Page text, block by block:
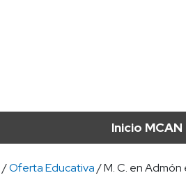
Inicio MCAN
/Oferta Educativa/ M. C. en Admón